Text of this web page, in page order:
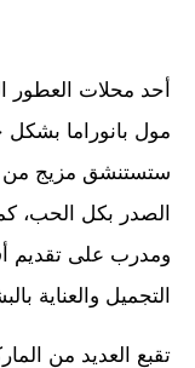
أحد محلات العطور
مول بانوراما
ستستنشق مزيج من
الصدر بكل الحب،
ومدرب على تقديم
التجميل والعناية
تقبع العديد من